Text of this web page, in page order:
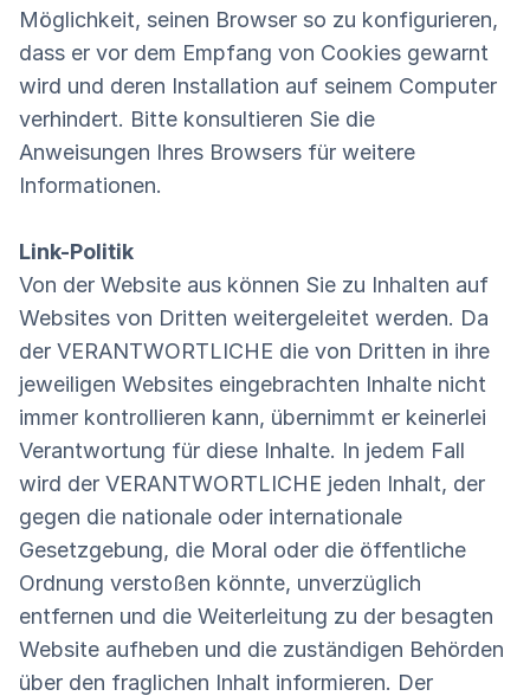
Möglichkeit, seinen Browser so zu konfigurieren,
dass er vor dem Empfang von Cookies gewarnt
wird und deren Installation auf seinem Computer
verhindert. Bitte konsultieren Sie die
Anweisungen Ihres Browsers für weitere
Informationen.
Link-Politik
Von der Website aus können Sie zu Inhalten auf
Websites von Dritten weitergeleitet werden. Da
der VERANTWORTLICHE die von Dritten in ihre
jeweiligen Websites eingebrachten Inhalte nicht
immer kontrollieren kann, übernimmt er keinerlei
Verantwortung für diese Inhalte. In jedem Fall
wird der VERANTWORTLICHE jeden Inhalt, der
gegen die nationale oder internationale
Gesetzgebung, die Moral oder die öffentliche
Ordnung verstoßen könnte, unverzüglich
entfernen und die Weiterleitung zu der besagten
Website aufheben und die zuständigen Behörden
über den fraglichen Inhalt informieren. Der